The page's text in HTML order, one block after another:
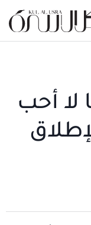
لا أحب